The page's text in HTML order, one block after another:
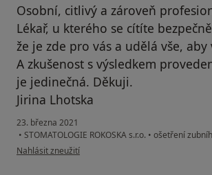
Osobní, citlivý a zároveň
Lékař, u kterého se cítíte
že je zde pro vás a udělá vše,
A zkušenost s výsledkem
je jedinečná. Děkuji.
Jirina Lhotska
23. března 2021
• STOMATOLOGIE ROKOSKA s.r.o. • ošetření
podle názoru uživatele Jiřina Lhotská
Nahlásit zneužití